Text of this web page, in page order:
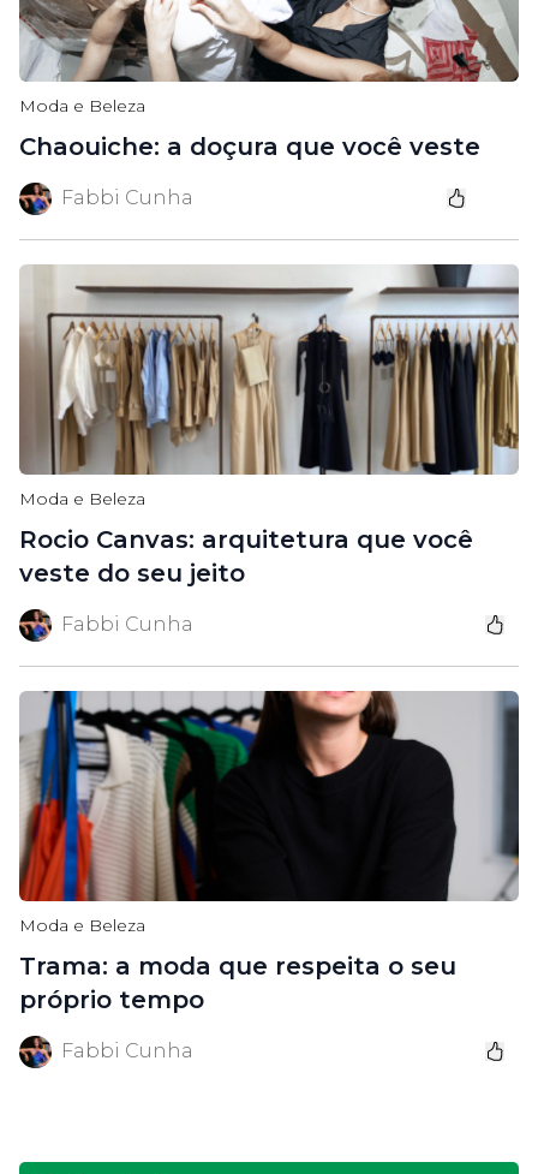
Moda e Beleza
Chaouiche: a doçura que você veste
Fabbi Cunha
Moda e Beleza
Rocio Canvas: arquitetura que você
veste do seu jeito
Fabbi Cunha
Moda e Beleza
Trama: a moda que respeita o seu
próprio tempo
Fabbi Cunha